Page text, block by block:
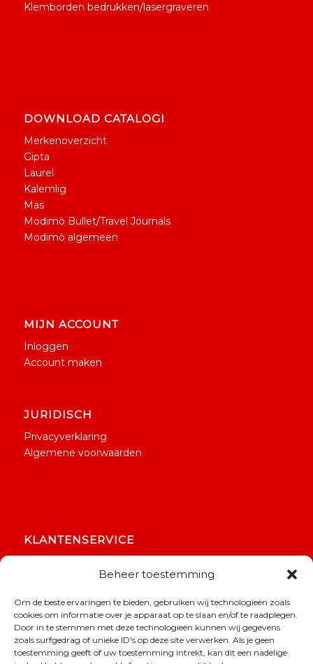
Beheer toestemming
Om de beste ervaringen te bieden, gebruiken wij technologieën zoals
cookies om informatie over je apparaat op te slaan en/of te raadplegen.
Door in te stemmen met deze technologieën kunnen wij gegevens
zoals surfgedrag of unieke ID's op deze site verwerken. Als je geen
toestemming geeft of uw toestemming intrekt, kan dit een nadelige
Klemborden bedrukken/lasergraveren
DOWNLOAD CATALOGI
Merkenoverzicht
Gipta
Laurel
Kalemlig
Mas
Modimò Bullet/Travel Journals
Modimò algemeen
MIJN ACCOUNT
Inloggen
Account maken
JURIDISCH
Privacyverklaring
Algemene voorwaarden
KLANTENSERVICE
Retouren & service
Veelgestelde vragen